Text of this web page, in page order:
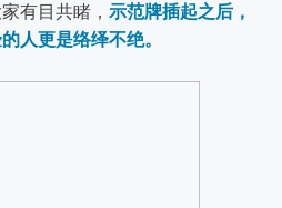
有目共睹， 示范牌插起之后，
人更是络绎不绝。